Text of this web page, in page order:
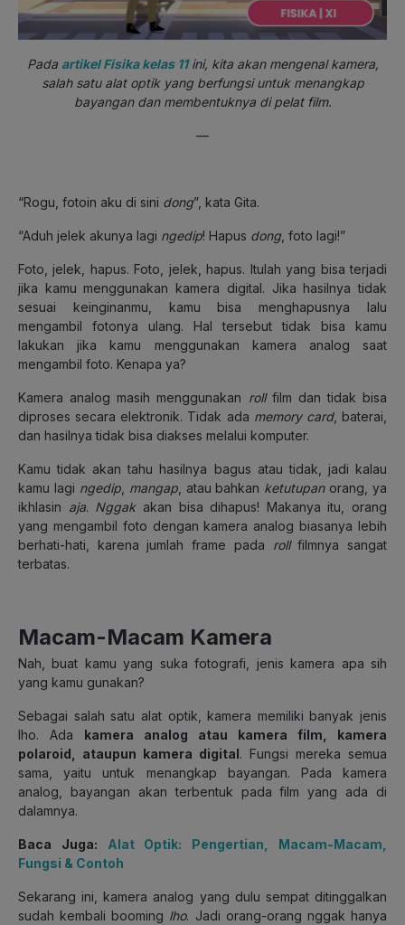
Pada artikel Fisika kelas 11ini, kita akan mengenal kamera,
salah satu alat optik yang berfungsi untuk menangkap
bayangan dan membentuknya di pelat film.
—
“Rogu, fotoin aku di sini dong”, kata Gita.
“Aduh jelek akunya lagi ngedip! Hapus dong , foto lagi!”
Foto, jelek, hapus. Foto, jelek, hapus. Itulah yang bisa terjadi
jika kamu menggunakan kamera digital. Jika hasilnya tidak
sesuai keinginanmu, kamu bisa menghapusnya lalu
mengambil fotonya ulang. Hal tersebut tidak bisa kamu
lakukan jika kamu menggunakan kamera analog saat
mengambil foto. Kenapa ya?
Kamera analog masih menggunakan roll film dan tidak bisa
diproses secara elektronik. Tidak ada memory card, baterai,
dan hasilnya tidak bisa diakses melalui komputer.
Kamu tidak akan tahu hasilnya bagus atau tidak, jadi kalau
kamu lagi ngedip, mangap, atau bahkan ketutupanorang, ya
ikhlasin aja. Nggakakan bisa dihapus! Makanya itu, orang
yang mengambil foto dengan kamera analog biasanya lebih
berhati-hati, karena jumlah frame pada rollfilmnya sangat
terbatas.
Macam-Macam Kamera
Nah, buat kamu yang suka fotografi, jenis kamera apa sih
yang kamu gunakan?
Sebagai salah satu alat optik, kamera memiliki banyak jenis
lho. Ada kamera analog atau kamera film, kamera
polaroid, ataupun kamera digital. Fungsi mereka semua
sama, yaitu untuk menangkap bayangan. Pada kamera
analog, bayangan akan terbentuk pada film yang ada di
dalamnya.
Baca Juga: Alat Optik: Pengertian, Macam-Macam,
Fungsi & Contoh
Sekarang ini, kamera analog yang dulu sempat ditinggalkan
sudah kembali booming lho. Jadi orang-orang nggak hanya